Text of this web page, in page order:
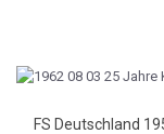
FS Deutschland